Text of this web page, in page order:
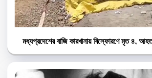
মধ্যপ্রদেশের বাজি কারখানায় বিস্ফোরণে মৃত ৪,